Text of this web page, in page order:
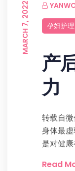
MARCH 7, 2022 孕妇护理
产
力
转载自
身体最
是对健
Read